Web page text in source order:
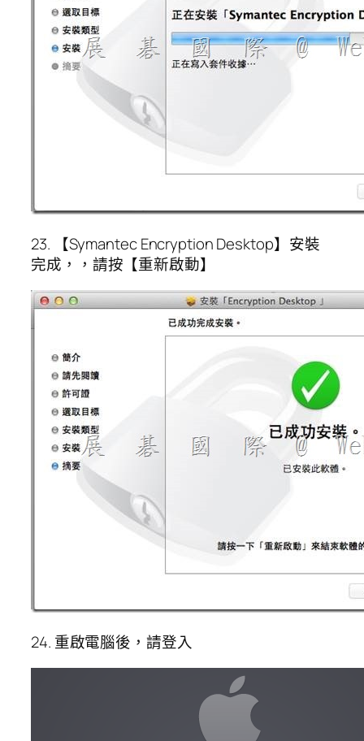
23. 【Symantec Encryption Desktop】安裝
完成，，請按【重新啟動】
24. 重啟電腦後，請登入